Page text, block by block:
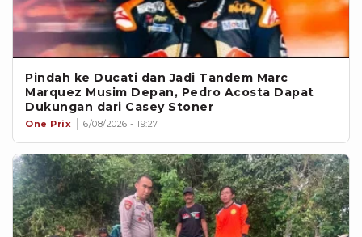
Pindah ke Ducati dan Jadi Tandem Marc
Marquez Musim Depan, Pedro Acosta Dapat
Dukungan dari Casey Stoner
One Prix 6/08/2026 - 19:27